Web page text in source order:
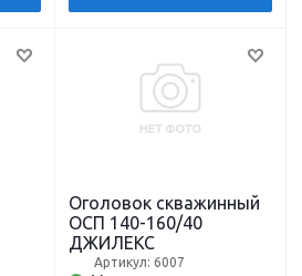
Оголовок скважинный
ОСП 140-160/40
ДЖИЛЕКС
Артикул: 6007